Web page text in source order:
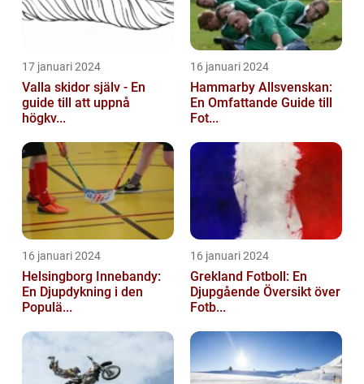
17 januari 2024
Valla skidor själv - En
guide till att uppnå
högkv...
16 januari 2024
Hammarby Allsvenskan:
En Omfattande Guide till
Fot...
16 januari 2024
Helsingborg Innebandy:
En Djupdykning i den
Populä...
16 januari 2024
Grekland Fotboll: En
Djupgående Översikt över
Fotb...